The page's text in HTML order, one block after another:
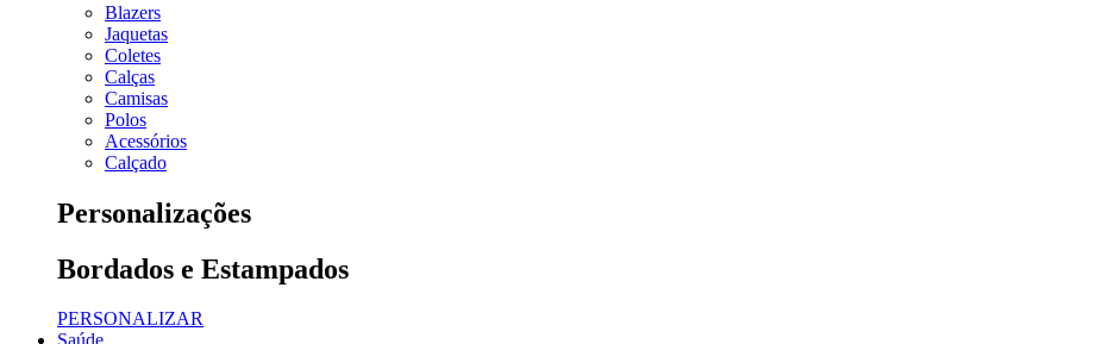
Blazers
Jaquetas
Coletes
Calças
Camisas
Polos
Acessórios
Calçado
Personalizações
Bordados e Estampados
PERSONALIZAR